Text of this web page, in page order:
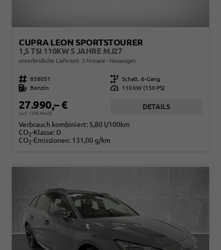
CUPRA LEON SPORTSTOURER
1,5 TSI 110KW 5 JAHRE MJ27
unverbindliche Lieferzeit: 3 Monate Neuwagen
Fahrzeugnr. 858051 Getriebe Schalt. 6-Gang
Kraftstoff
Benzin Leistung 110 kW (150 PS)
27.990,– €
incl. 19% MwSt.
DETAILS
Verbrauch kombiniert: 5,80 l/100km
CO2-Klasse: D
CO2-Emissionen: 131,00 g/km